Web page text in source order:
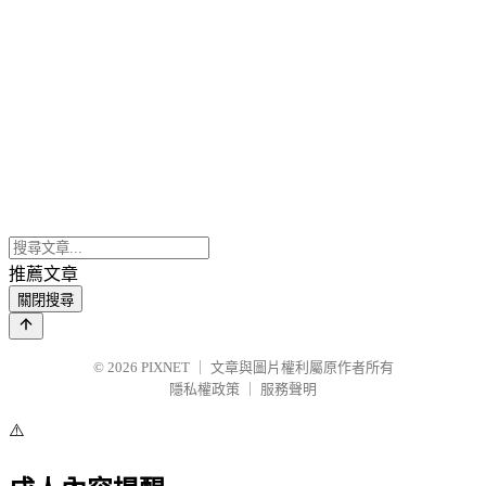
推薦文章
關閉搜尋
© 2026 PIXNET
文章與圖片權利屬原作者所有
隱私權政策
服務聲明
⚠️